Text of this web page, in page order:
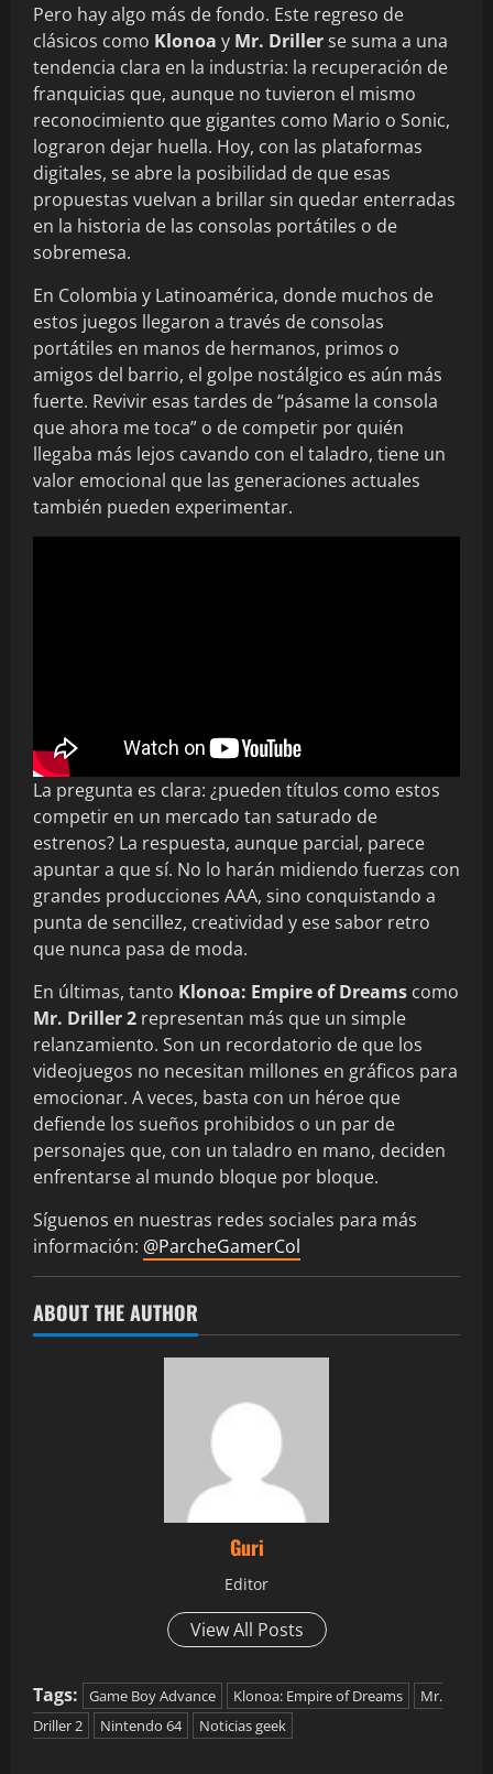
Pero hay algo más de fondo. Este regreso de
clásicos como Klonoa y Mr. Drillerse suma a una
tendencia clara en la industria: la recuperación de
franquicias que, aunque no tuvieron el mismo
reconocimiento que gigantes como Mario o Sonic,
lograron dejar huella. Hoy, con las plataformas
digitales, se abre la posibilidad de que esas
propuestas vuelvan a brillar sin quedar enterradas
en la historia de las consolas portátiles o de
sobremesa.
En Colombia y Latinoamérica, donde muchos de
estos juegos llegaron a través de consolas
portátiles en manos de hermanos, primos o
amigos del barrio, el golpe nostálgico es aún más
fuerte. Revivir esas tardes de “pásame la consola
que ahora me toca” o de competir por quién
llegaba más lejos cavando con el taladro, tiene un
valor emocional que las generaciones actuales
también pueden experimentar.
La pregunta es clara: ¿pueden títulos como estos
competir en un mercado tan saturado de
estrenos? La respuesta, aunque parcial, parece
apuntar a que sí. No lo harán midiendo fuerzas con
grandes producciones AAA, sino conquistando a
punta de sencillez, creatividad y ese sabor retro
que nunca pasa de moda.
En últimas, tanto Klonoa: Empire of Dreams como
Mr. Driller 2 representan más que un simple
relanzamiento. Son un recordatorio de que los
videojuegos no necesitan millones en gráficos para
emocionar. A veces, basta con un héroe que
defiende los sueños prohibidos o un par de
personajes que, con un taladro en mano, deciden
enfrentarse al mundo bloque por bloque.
Síguenos en nuestras redes sociales para más
información: @ParcheGamerCol
ABOUT THE AUTHOR
Guri
Editor
View All Posts
Tags: Game Boy Advance Klonoa: Empire of Dreams
Mr.
Driller 2
Nintendo 64 Noticias geek